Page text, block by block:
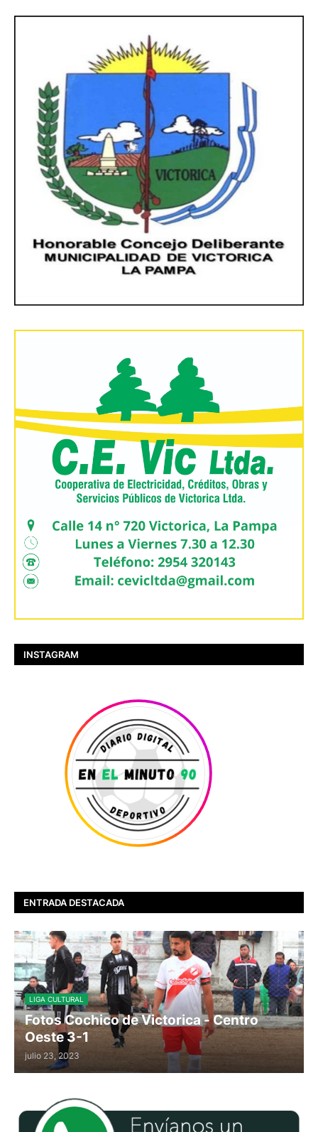
INSTAGRAM
ENTRADA DESTACADA
LIGA CULTURAL
Fotos Cochico de Victorica - Centro
Oeste 3-1
julio 23, 2023